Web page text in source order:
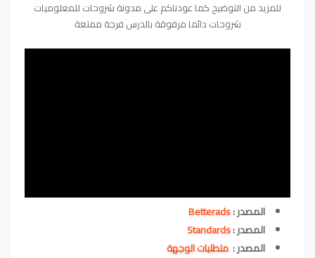
للمزيد من التوضيح كما عودناكم على مدونة شروحات للمعلوميات
شروحات دائما مرفوقة بالدرس فرجة ممتعة
المصدر :Betterads
المصدر :Standards
المصدر : متطلبات الوجهة